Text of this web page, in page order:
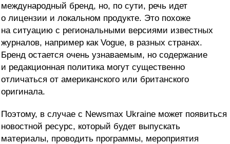
международный бренд, но, по сути, речь идет
о лицензии и локальном продукте. Это похоже
на ситуацию с региональными версиями известных
журналов, например как Vogue, в разных странах.
Бренд остается очень узнаваемым, но содержание
и редакционная политика могут существенно
отличаться от американского или британского
оригинала.
Поэтому, в случае с Newsmax Ukraine может появиться
новостной ресурс, который будет выпускать
материалы, проводить программы, мероприятия